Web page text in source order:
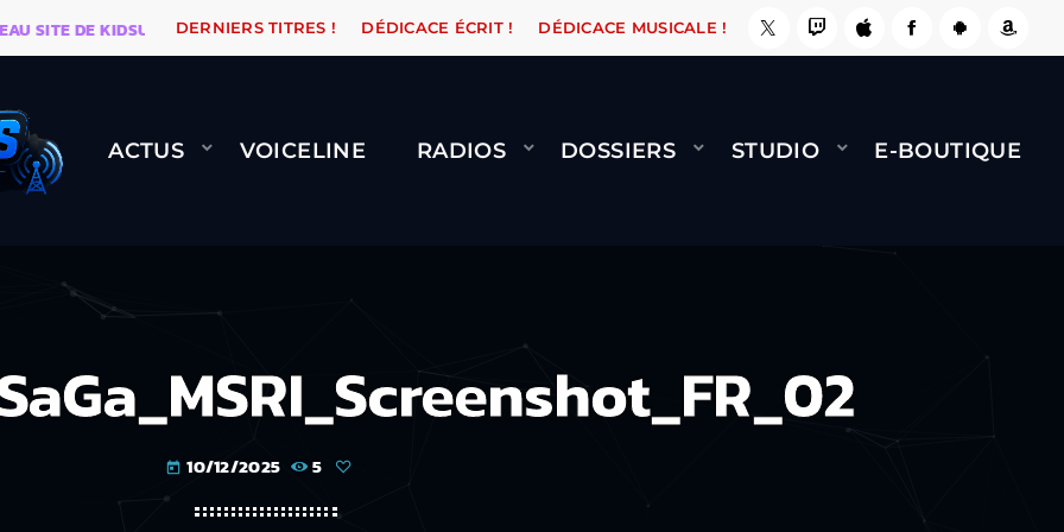
DE KIDSUNE WARÉTRO ORANGE ROAD QUI PASSE, ÇA LE FAIT ! NAMI BERNARD MINET -
DERNIERS TITRES ! DÉDICACE ÉCRIT ! DÉDICACE MUSICALE !
ACTUS VOICELINE RADIOS DOSSIERS STUDIO E-BOUTIQUE
today 10/12/2025 5